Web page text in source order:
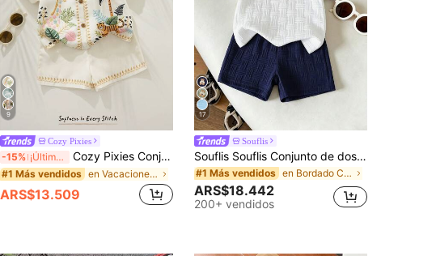
9
Cozy Pixies
-15% ¡Últimos 3 días Cozy Pixies Conjunto de 2 piezas para bebé niño con camisa de manga corta con cuello polo y estampado floral, y pantalones cortos de cintura elástica
#1 Más vendidos en Vacaciones Conjuntos para bebés niños
ARS$13.509
17
Souflis
Souflis Souflis Conjunto de dos piezas para bebé niño, polo de manga corta con cuello y estampado de caballo azul marino, pantalones cortos de jacquard de verano.
#1 Más vendidos en Bordado Conjuntos para bebés niños
ARS$18.442
200+ vendidos